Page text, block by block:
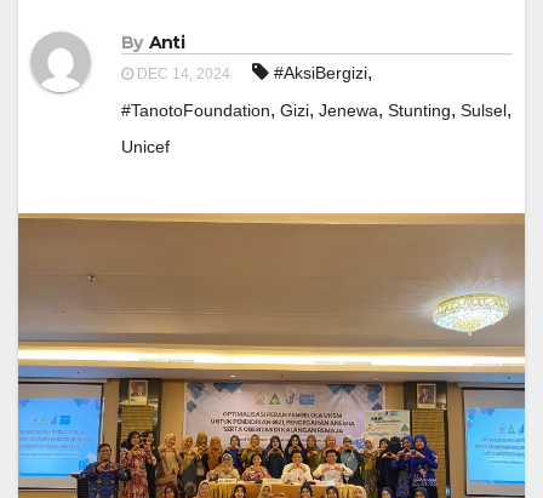
By Anti
DEC 14, 2024 #AksiBergizi,
#TanotoFoundation, Gizi, Jenewa, Stunting, Sulsel,
Unicef